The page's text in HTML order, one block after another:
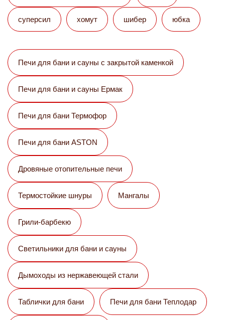
суперсил хомут шибер юбка
Печи для бани и сауны с закрытой каменкой
Печи для бани и сауны Eрмак
Печи для бани Термофор
Печи для бани ASTON
Дровяные отопительные печи
Термостойкие шнуры Мангалы
Грили-барбекю
Светильники для бани и сауны
Дымоходы из нержавеющей стали
Таблички для бани Печи для бани Теплодар